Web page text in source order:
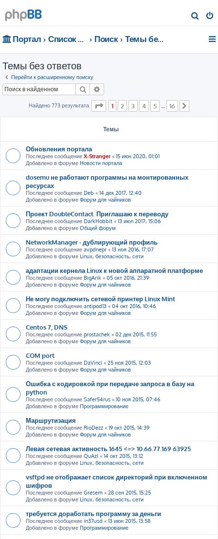
о
Портал Список форумов Поиск Темы без ответов
Темы без ответов
Перейти к расширенному поиску
Поиск
Найдено 773 результата Страница из 16
1 2 3 4 5 16
Темы
Обновления портала
Последнее сообщение X-Stranger« 15 июн 2020, 01:01
Добавлено в форуме Новости портала
dosemu не работают программы на монтированных
ресурсах
Последнее сообщение Deb « 14 дек 2017, 12:40
Добавлено в форуме Форум для чайников
Проект DoubleContact. Приглашаю к переводу
Последнее сообщение DarkHobbit « 13 июл 2017, 15:06
Добавлено в форуме Общий форум
NetworkManager - дублирующий профиль
Последнее сообщение avpdnepr « 13 ноя 2016, 17:07
Добавлено в форуме Linux, безопасность, сети
адаптации кернела Linux к новой аппаратной платформе
Последнее сообщение BigArik « 05 окт 2016, 21:39
Добавлено в форуме Форум для чайников
Не могу подключить сетевой принтер Linux Mint
Последнее сообщение antipod13 « 04 окт 2016, 10:46
Добавлено в форуме Форум для чайников
Centos 7, DNS
Последнее сообщение prostachek « 02 дек 2015, 11:55
Добавлено в форуме Форум для чайников
COM port
Последнее сообщение DaVinci « 25 ноя 2015, 12:03
Добавлено в форуме Форум для чайников
Ошибка с кодировкой при передаче запроса в базу на
python
Последнее сообщение Safer54rus « 10 ноя 2015, 07:46
Добавлено в форуме Программирование
Маршрутизация
Последнее сообщение RioDezz « 19 окт 2015, 14:39
Добавлено в форуме Форум для чайников
Левая сетевая активность 1645 <=> 10.66.77.169 63925
Последнее сообщение QuAzI « 14 окт 2015, 13:12
Добавлено в форуме Linux, безопасность, сети
vsftpd не отображает список директорий при включенном
шифров
Последнее сообщение Gresem « 28 сен 2015, 15:25
Добавлено в форуме Linux, безопасность, сети
требуется доработать программу за деньги
Последнее сообщение in37usd « 13 июн 2015, 13:58
Добавлено в форуме Программирование